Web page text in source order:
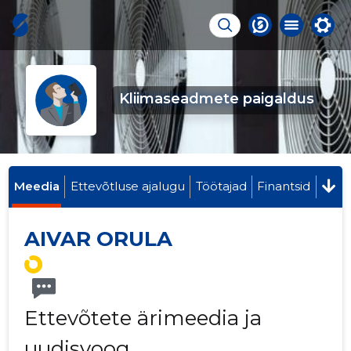
Kliimaseadmete paigaldus
Meedia Ettevõtluse ajalugu Töötajad Finantsid
AIVAR ORULA
Ettevõtete ärimeedia ja